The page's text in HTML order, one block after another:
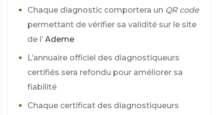
Chaque diagnostic comportera un QR code
permettant de vérifier sa validité sur le site
de l’ Ademe
L’annuaire officiel des diagnostiqueurs
certifiés sera refondu pour améliorer sa
fiabilité
Chaque certificat des diagnostiqueurs